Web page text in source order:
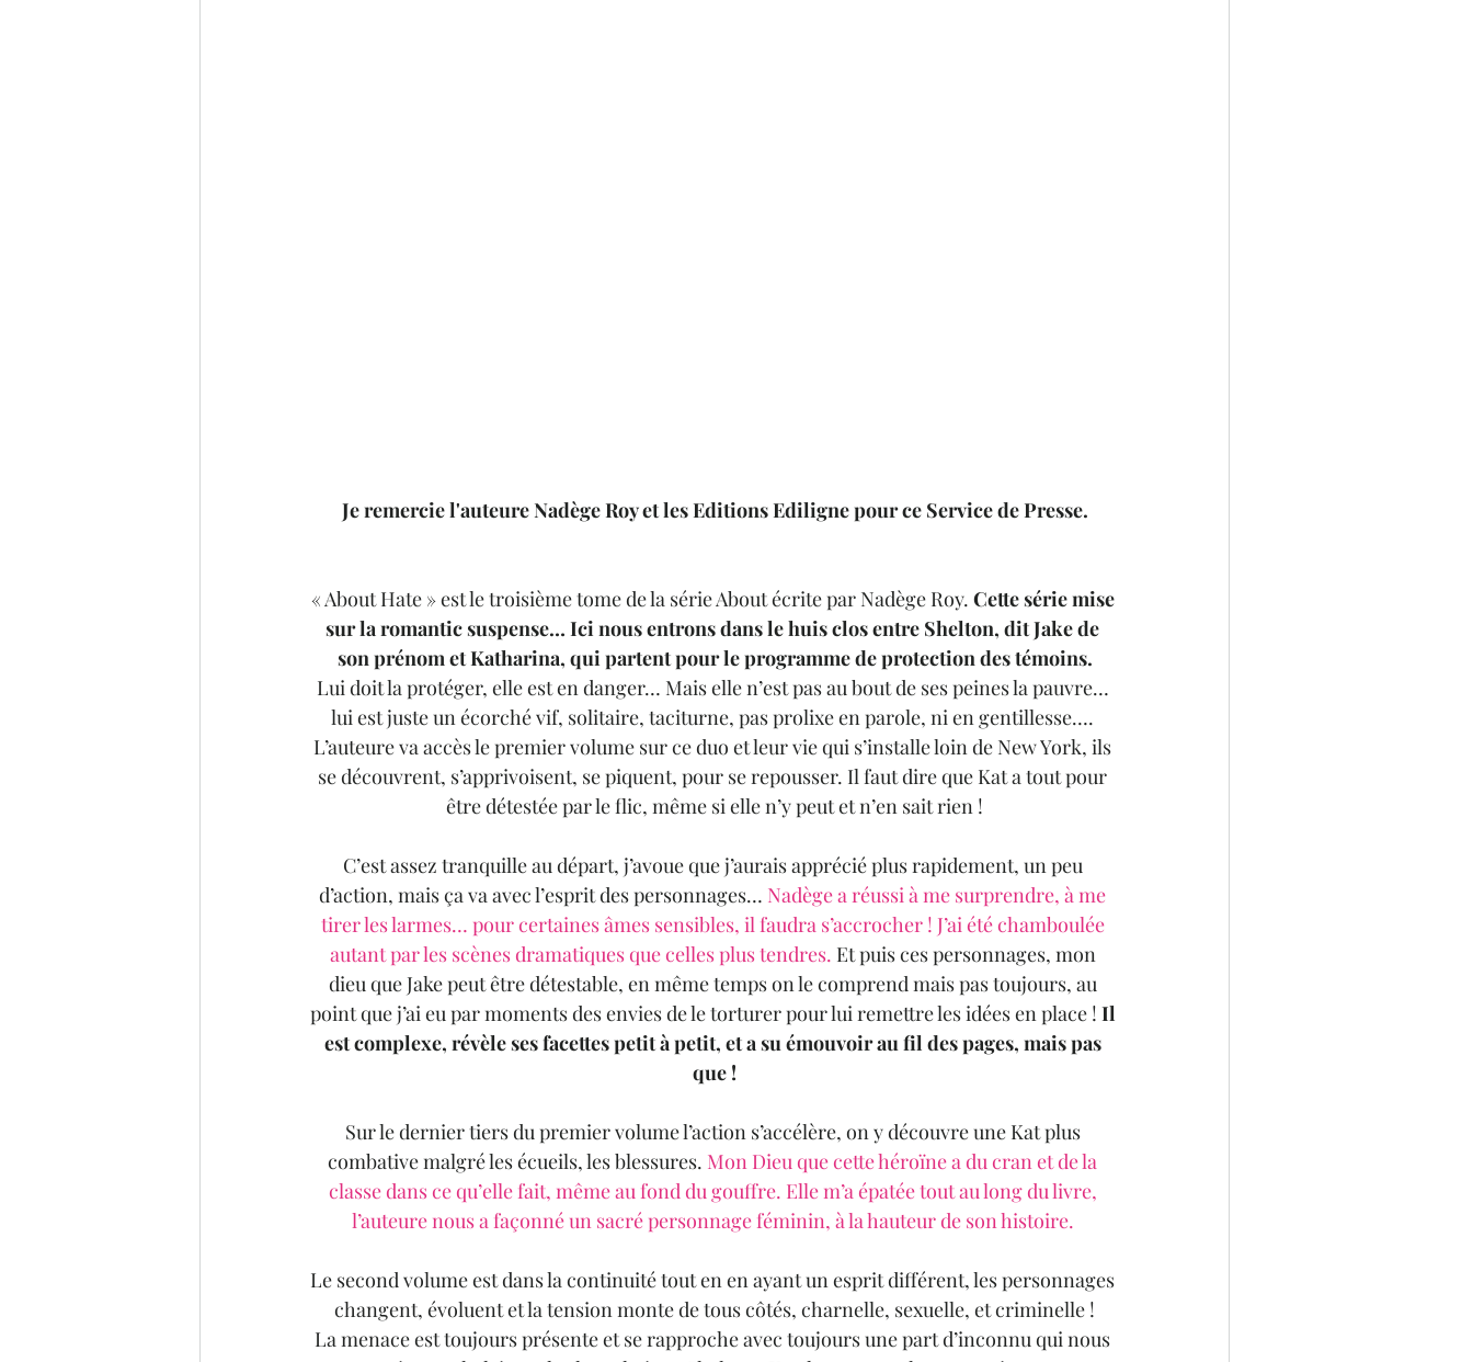
Je remercie l'auteure Nadège Roy et les Editions Ediligne pour ce Service de Presse.
« About Hate » est le troisième tome de la série About écrite par Nadège Roy. Cette série mise
sur la romantic suspense… Ici nous entrons dans le huis clos entre Shelton, dit Jake de
son prénom et Katharina, qui partent pour le programme de protection des témoins.
Lui doit la protéger, elle est en danger… Mais elle n’est pas au bout de ses peines la pauvre…
lui est juste un écorché vif, solitaire, taciturne, pas prolixe en parole, ni en gentillesse….
L’auteure va accès le premier volume sur ce duo et leur vie qui s’installe loin de New York, ils
se découvrent, s’apprivoisent, se piquent, pour se repousser. Il faut dire que Kat a tout pour
être détestée par le flic, même si elle n’y peut et n’en sait rien !
C’est assez tranquille au départ, j’avoue que j’aurais apprécié plus rapidement, un peu
d’action, mais ça va avec l’esprit des personnages… Nadège a réussi à me surprendre, à me
tirer les larmes… pour certaines âmes sensibles, il faudra s’accrocher ! J’ai été chamboulée
autant par les scènes dramatiques que celles plus tendres. Et puis ces personnages, mon
dieu que Jake peut être détestable, en même temps on le comprend mais pas toujours, au
point que j’ai eu par moments des envies de le torturer pour lui remettre les idées en place ! Il
est complexe, révèle ses facettes petit à petit, et a su émouvoir au fil des pages, mais pas
que !
Sur le dernier tiers du premier volume l’action s’accélère, on y découvre une Kat plus
combative malgré les écueils, les blessures. Mon Dieu que cette héroïne a du cran et de la
classe dans ce qu’elle fait, même au fond du gouffre. Elle m’a épatée tout au long du livre,
l’auteure nous a façonné un sacré personnage féminin, à la hauteur de son histoire.
Le second volume est dans la continuité tout en en ayant un esprit différent, les personnages
changent, évoluent et la tension monte de tous côtés, charnelle, sexuelle, et criminelle !
La menace est toujours présente et se rapproche avec toujours une part d’inconnu qui nous